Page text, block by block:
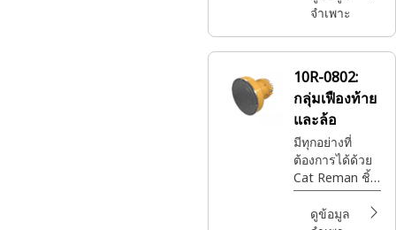
จำเพาะ
10R-0802:
กลุ่มเฟืองท้าย
และล้อ
มีทุกอย่างที่
ต้องการได้ด้วย
Cat Reman ชิ้น
ส่วน Cat®ที่ดี
ที่สุดพร้อมการ
ดูข้อมูล